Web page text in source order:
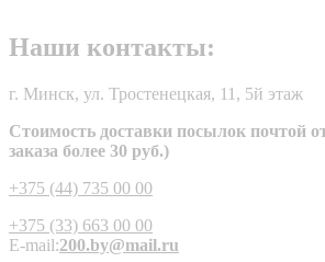
Наши контакты:
г. Минск, ул. Тростенецкая, 11, 5й этаж
Стоимость доставки посылок почтой
заказа более 30 руб.)
+375 (44) 735 00 00
+375 (33) 663 00 00
E-mail:200.by@mail.ru